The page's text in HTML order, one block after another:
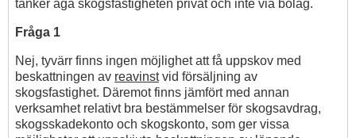
skogsfastighet
(försäljning)
Skogis
tänker äga skogsfastigheten privat och inte via bolag.
Fråga 1
Nej, tyvärr finns ingen möjlighet att få uppskov med
beskattningen av reavinstvid försäljning av
skogsfastighet. Däremot finns jämfört med annan
verksamhet relativt bra bestämmelser för skogsavdrag,
skogsskadekonto och skogskonto, som ger vissa